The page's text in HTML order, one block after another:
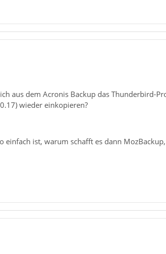
aus dem Acronis Backup das Thunderbird-
wieder einkopieren?
einfach ist, warum schafft es dann